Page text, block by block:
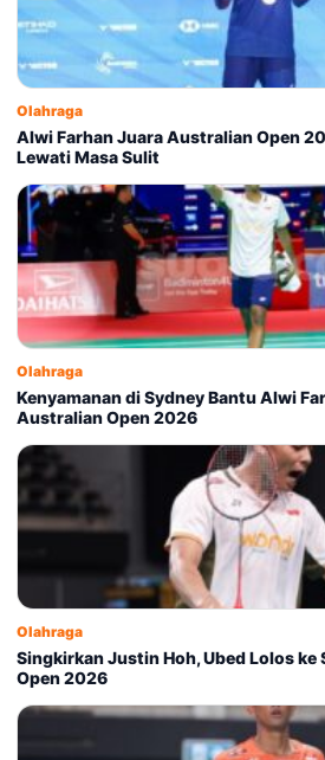
Olahraga
Alwi Farhan Juara Australian Open
Lewati Masa Sulit
Olahraga
Kenyamanan di Sydney Bantu Alwi
Australian Open 2026
Olahraga
Singkirkan Justin Hoh, Ubed Lolos
Open 2026